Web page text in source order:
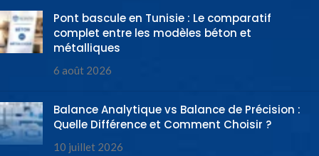
Pont bascule en Tunisie : Le comparatif
complet entre les modèles béton et
métalliques
6 août 2026
Balance Analytique vs Balance de Précision :
Quelle Différence et Comment Choisir ?
10 juillet 2026